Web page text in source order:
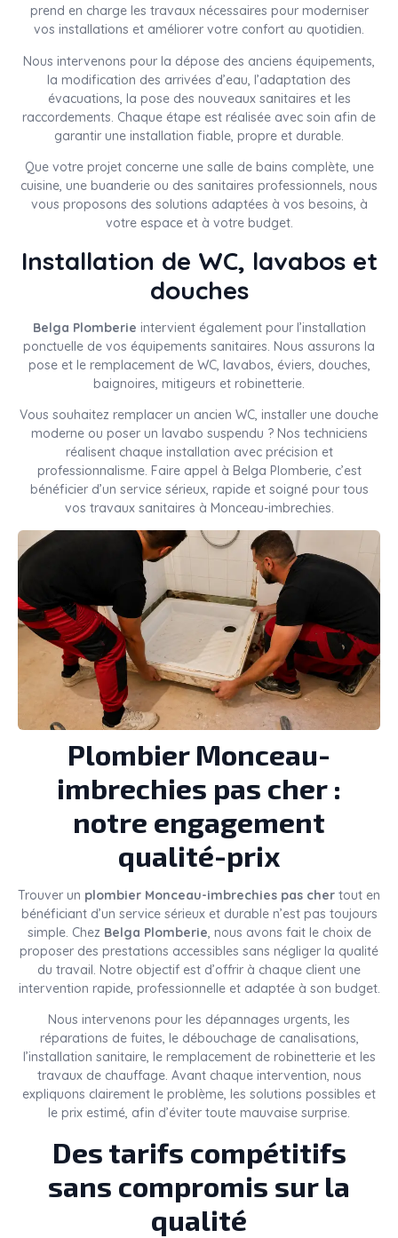
prend en charge les travaux nécessaires pour moderniser
vos installations et améliorer votre confort au quotidien.
Nous intervenons pour la dépose des anciens équipements,
la modification des arrivées d’eau, l’adaptation des
évacuations, la pose des nouveaux sanitaires et les
raccordements. Chaque étape est réalisée avec soin afin de
garantir une installation fiable, propre et durable.
Que votre projet concerne une salle de bains complète, une
cuisine, une buanderie ou des sanitaires professionnels, nous
vous proposons des solutions adaptées à vos besoins, à
votre espace et à votre budget.
Installation de WC, lavabos et
douches
Belga Plomberie intervient également pour l’installation
ponctuelle de vos équipements sanitaires. Nous assurons la
pose et le remplacement de WC, lavabos, éviers, douches,
baignoires, mitigeurs et robinetterie.
Vous souhaitez remplacer un ancien WC, installer une douche
moderne ou poser un lavabo suspendu ? Nos techniciens
réalisent chaque installation avec précision et
professionnalisme. Faire appel à Belga Plomberie, c’est
bénéficier d’un service sérieux, rapide et soigné pour tous
vos travaux sanitaires à Monceau-imbrechies.
Plombier Monceau-
imbrechies pas cher :
notre engagement
qualité-prix
Trouver un plombier Monceau-imbrechies pas cher tout en
bénéficiant d’un service sérieux et durable n’est pas toujours
simple. Chez Belga Plomberie , nous avons fait le choix de
proposer des prestations accessibles sans négliger la qualité
du travail. Notre objectif est d’offrir à chaque client une
intervention rapide, professionnelle et adaptée à son budget.
Nous intervenons pour les dépannages urgents, les
réparations de fuites, le débouchage de canalisations,
l’installation sanitaire, le remplacement de robinetterie et les
travaux de chauffage. Avant chaque intervention, nous
expliquons clairement le problème, les solutions possibles et
le prix estimé, afin d’éviter toute mauvaise surprise.
Des tarifs compétitifs
sans compromis sur la
qualité